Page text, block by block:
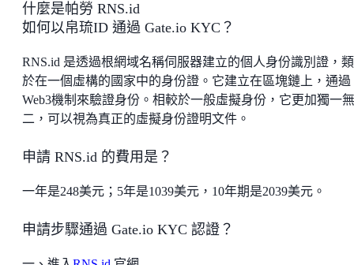
什麼是帕勞 RNS.id
如何以帛琉ID 通過 Gate.io KYC？
RNS.id 是透過根網域名稱伺服器建立的個人身份識別證，
於在一個虛構的國家中的身份證。它建立在區塊鏈上，通過
Web3機制來驗證身份。相較於一般虛擬身份，它更加獨一無
二，可以視為真正的虛擬身份證明文件。
申請 RNS.id 的費用是？
一年是248美元；5年是1039美元，10年期是2039美元。
申請步驟通過 Gate.io KYC 認證？